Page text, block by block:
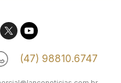
(47) 98810.6747